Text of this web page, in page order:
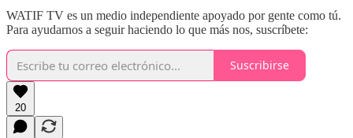
WATIF TV es un medio independiente apoyado por gente como tú.
Para ayudarnos a seguir haciendo lo que más nos, suscríbete:
Suscribirse
20